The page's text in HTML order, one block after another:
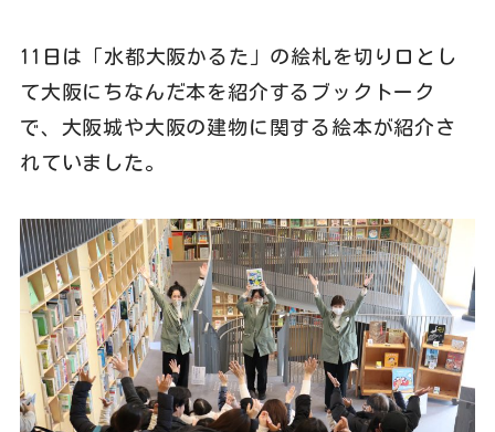
11日は「水都大阪かるた」の絵札を切り口とし
て大阪にちなんだ本を紹介するブックトーク
で、大阪城や大阪の建物に関する絵本が紹介さ
れていました。